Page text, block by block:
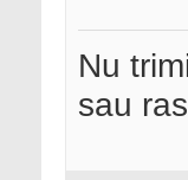
Nu
sau